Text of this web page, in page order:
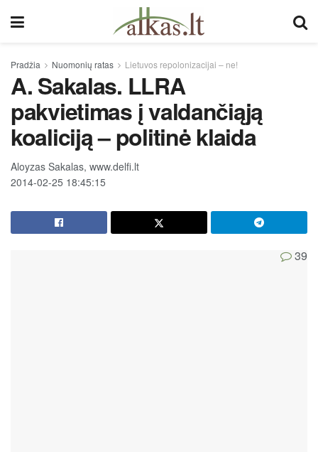
Pradžia Nuomonių ratas Lietuvos repolonizacijai – ne!
A. Sakalas. LLRA
pakvietimas į valdančiąją
koaliciją – politinė klaida
Aloyzas Sakalas, www.delfi.lt
2014-02-25 18:45:15
39